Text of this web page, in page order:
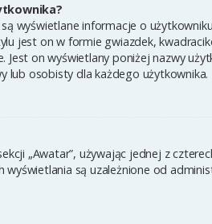
wyświetlane informacje o
jest on w formie gwiazdek,
on wyświetlany poniżej nazwy
lub osobisty dla każdego użytkownika.
„Awatar”, używając jednej z
są uzależnione od